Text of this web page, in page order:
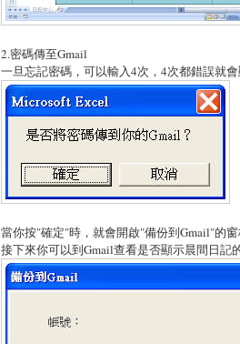
2.密碼傳至Gmail
一旦忘記密碼，可以輸入4次，4次都錯誤就
當你按"確定"時，就會開啟"備份到Gmail"的
接下來你可以到Gmail查看是否顯示晨間日記